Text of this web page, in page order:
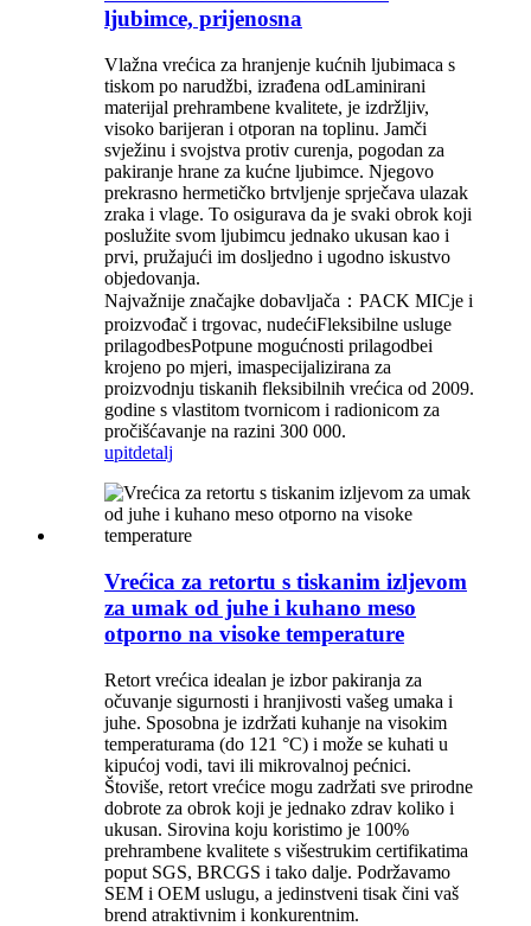
ljubimce, prijenosna
Vlažna vrećica za hranjenje kućnih ljubimaca s
tiskom po narudžbi, izrađena odLaminirani
materijal prehrambene kvalitete, je izdržljiv,
visoko barijeran i otporan na toplinu. Jamči
svježinu i svojstva protiv curenja, pogodan za
pakiranje hrane za kućne ljubimce. Njegovo
prekrasno hermetičko brtvljenje sprječava ulazak
zraka i vlage. To osigurava da je svaki obrok koji
poslužite svom ljubimcu jednako ukusan kao i
prvi, pružajući im dosljedno i ugodno iskustvo
objedovanja.
Najvažnije značajke dobavljača：PACK MICje i
proizvođač i trgovac, nudećiFleksibilne usluge
prilagodbesPotpune mogućnosti prilagodbei
krojeno po mjeri, imaspecijalizirana za
proizvodnju tiskanih fleksibilnih vrećica od 2009.
godine s vlastitom tvornicom i radionicom za
pročišćavanje na razini 300 000.
upitdetalj
Vrećica za retortu s tiskanim izljevom
za umak od juhe i kuhano meso
otporno na visoke temperature
Retort vrećica idealan je izbor pakiranja za
očuvanje sigurnosti i hranjivosti vašeg umaka i
juhe. Sposobna je izdržati kuhanje na visokim
temperaturama (do 121 °C) i može se kuhati u
kipućoj vodi, tavi ili mikrovalnoj pećnici.
Štoviše, retort vrećice mogu zadržati sve prirodne
dobrote za obrok koji je jednako zdrav koliko i
ukusan. Sirovina koju koristimo je 100%
prehrambene kvalitete s višestrukim certifikatima
poput SGS, BRCGS i tako dalje. Podržavamo
SEM i OEM uslugu, a jedinstveni tisak čini vaš
brend atraktivnim i konkurentnim.